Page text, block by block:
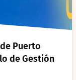
Puerto
de Gestión